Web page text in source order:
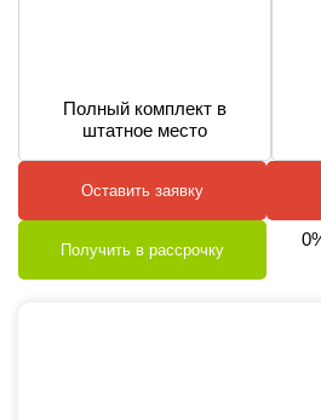
Полный комплект в
штатное место
Оставить заявку
Получить в рассрочку